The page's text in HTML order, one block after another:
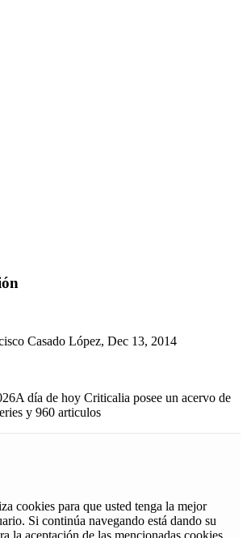
Casado López, Dec 13, 2014
A día de hoy Criticalia posee un acervo de
y 960 articulos
cookies para que usted tenga la mejor
Si continúa navegando está dando su
la aceptación de las mencionadas cookies